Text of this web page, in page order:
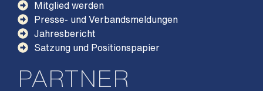
Mitglied werden
Presse- und Verbandsmeldungen
Jahresbericht
Satzung und Positionspapier
PARTNER